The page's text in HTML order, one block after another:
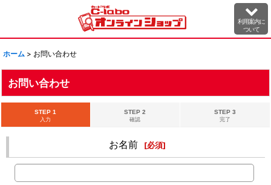
利用案内に
ついて
ホーム > お問い合わせ
お問い合わせ
STEP 1
入力
STEP 2
確認
STEP 3
完了
お名前 [必須]